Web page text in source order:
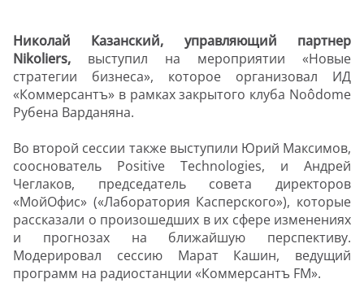
Николай Казанский, управляющий партнер
Nikoliers, выступил на мероприятии «Новые
стратегии бизнеса», которое организовал ИД
«Коммерсантъ» в рамках закрытого клуба Noôdome
Рубена Варданяна.
Во второй сессии также выступили Юрий Максимов,
сооснователь Positive Technologies, и Андрей
Чеглаков, председатель совета директоров
«МойОфис» («Лаборатория Касперского»), которые
рассказали о произошедших в их сфере изменениях
и прогнозах на ближайшую перспективу.
Модерировал сессию Марат Кашин, ведущий
программ на радиостанции «Коммерсантъ FM».